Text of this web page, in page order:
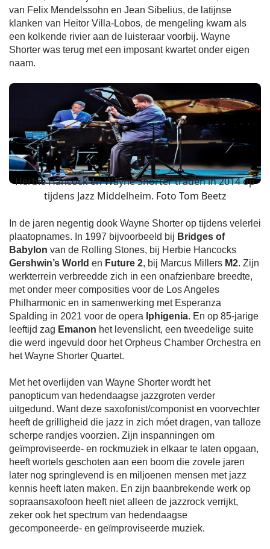
van Felix Mendelssohn en Jean Sibelius, de latijnse
klanken van Heitor Villa-Lobos, de mengeling kwam als
een kolkende rivier aan de luisteraar voorbij. Wayne
Shorter was terug met een imposant kwartet onder eigen
naam.
Herbie Hancock en Wayne Shorter traden in 2014 op
tijdens Jazz Middelheim. Foto Tom Beetz
In de jaren negentig dook Wayne Shorter op tijdens velerlei
plaatopnames. In 1997 bijvoorbeeld bij Bridges of
Babylon van de Rolling Stones, bij Herbie Hancocks
Gershwin’s World en Future 2, bij Marcus Millers M2. Zijn
werkterrein verbreedde zich in een onafzienbare breedte,
met onder meer composities voor de Los Angeles
Philharmonic en in samenwerking met Esperanza
Spalding in 2021 voor de opera Iphigenia. En op 85-jarige
leeftijd zag Emanon het levenslicht, een tweedelige suite
die werd ingevuld door het Orpheus Chamber Orchestra en
het Wayne Shorter Quartet.
Met het overlijden van Wayne Shorter wordt het
panopticum van hedendaagse jazzgroten verder
uitgedund. Want deze saxofonist/componist en voorvechter
heeft de grilligheid die jazz in zich móet dragen, van talloze
scherpe randjes voorzien. Zijn inspanningen om
geïmproviseerde- en rockmuziek in elkaar te laten opgaan,
heeft wortels geschoten aan een boom die zovele jaren
later nog springlevend is en miljoenen mensen met jazz
kennis heeft laten maken. En zijn baanbrekende werk op
sopraansaxofoon heeft niet alleen de jazzrock verrijkt,
zeker ook het spectrum van hedendaagse
gecomponeerde- en geïmproviseerde muziek.